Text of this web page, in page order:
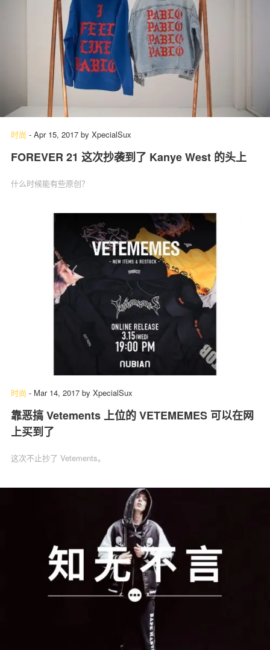
时尚 - Apr 15, 2017 by XpecialSux
FOREVER 21 这次抄袭到了 Kanye West 的头上
什么时候能有些原创？
时尚 - Mar 14, 2017 by XpecialSux
靠恶搞 Vetements 上位的 VETEMEMES 可以在网
上买到了
这次不止抄了 Vetements。